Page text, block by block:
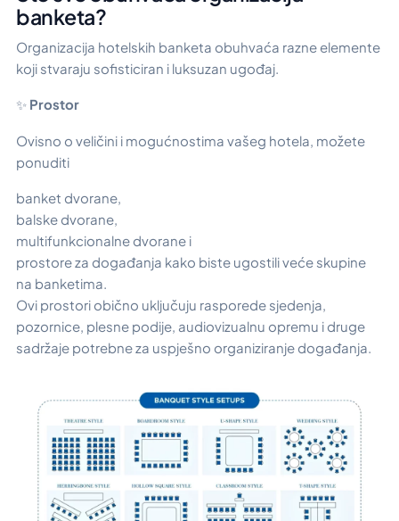
banketa?
Organizacija hotelskih banketa obuhvaća razne elemente
koji stvaraju sofisticiran i luksuzan ugođaj.
✨ Prostor
Ovisno o veličini i mogućnostima vašeg hotela, možete
ponuditi
banket dvorane,
balske dvorane,
multifunkcionalne dvorane i
prostore za događanja kako biste ugostili veće skupine
na banketima.
Ovi prostori obično uključuju rasporede sjedenja,
pozornice, plesne podije, audiovizualnu opremu i druge
sadržaje potrebne za uspješno organiziranje događanja.